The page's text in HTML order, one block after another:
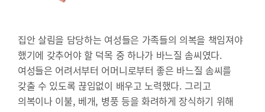
집안 살림을 담당하는 여성들은 가족들의 의복을 책임져야
했기에 갖추어야 할 덕목 중 하나가 바느질 솜씨였다.
여성들은 어려서부터 어머니로부터 좋은 바느질 솜씨를
갖출 수 있도록 끊임없이 배우고 노력했다. 그리고
의복이나 이불, 베개, 병풍 등을 화려하게 장식하기 위해